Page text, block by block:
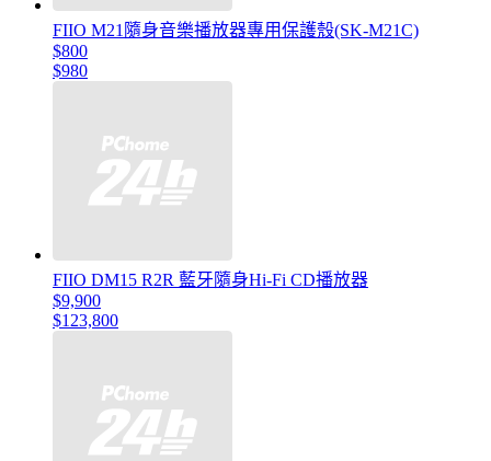
FIIO M21隨身音樂播放器專用保護殼(SK-M21C)
$800
$980
FIIO DM15 R2R 藍牙隨身Hi-Fi CD播放器
$9,900
$123,800